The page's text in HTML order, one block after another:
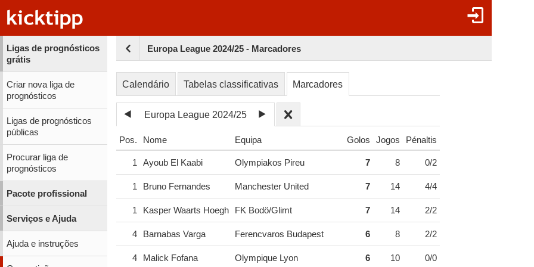
Ligas de prognósticos
grátis
Criar nova liga de
prognósticos
Ligas de prognósticos
públicas
Procurar liga de
prognósticos
Pacote profissional
Serviços e Ajuda
Ajuda e instruções
Europa League 2024/25 - Marcadores
Calendário Tabelas classificativas Marcadores
Europa League 2024/25
Pos. Nome Equipa Golos Jogos Pénaltis
1 Ayoub El Kaabi Olympiakos Pireu 7 8 0/2
1 Bruno Fernandes Manchester United 7 14 4/4
1 Kasper Waarts Hoegh FK Bodö/Glimt 7 14 2/2
4 Barnabas Varga Ferencvaros Budapest 6 8 2/2
4 Malick Fofana Olympique Lyon 6 10 0/0